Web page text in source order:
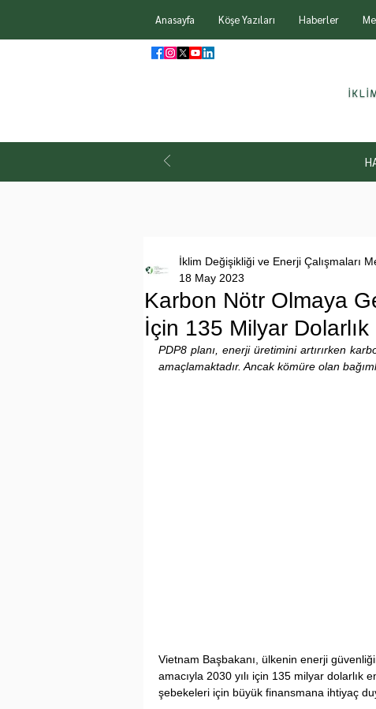
Anasayfa Köşe Yazıları Haberler
Karbon Nötr Olmaya
İçin 135 Milyar Dolarlık
İklim Değişikliği ve Enerji Çalışmaları
18 May 2023
PDP8 planı, enerji üretimini artırırken
amaçlamaktadır. Ancak kömüre olan
Vietnam Başbakanı, ülkenin enerji
amacıyla 2030 yılı için 135 milyar dolarlık
şebekeleri için büyük finansmana ihtiyaç